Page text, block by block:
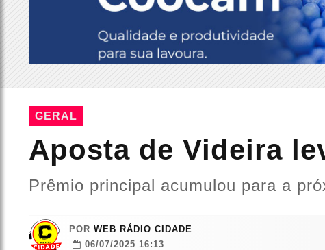
GERAL
Aposta de Videira
Prêmio principal acumulou para a
POR WEB RÁDIO CIDADE
06/07/2025 16:13